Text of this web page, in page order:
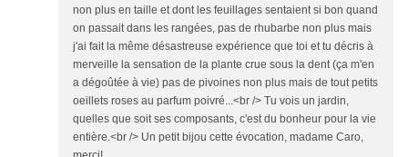
non plus en taille et dont les feuillages sentaient si bon quand
on passait dans les rangées, pas de rhubarbe non plus mais
j'ai fait la même désastreuse expérience que toi et tu décris à
merveille la sensation de la plante crue sous la dent (ça m'en
a dégoûtée à vie) pas de pivoines non plus mais de tout petits
oeillets roses au parfum poivré...<br /> Tu vois un jardin,
quelles que soit ses composants, c'est du bonheur pour la vie
entière.<br /> Un petit bijou cette évocation, madame Caro,